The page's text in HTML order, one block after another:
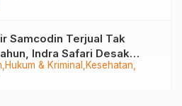
Mulus di 2028
Hukum & Kriminal
Kesehatan
Samcodin Terjual Tak
Indra Safari Desak